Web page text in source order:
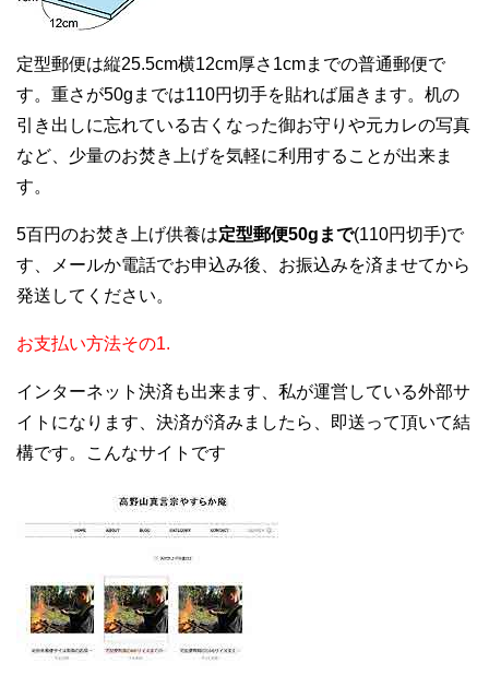
定型郵便は縦25.5cm横12cm厚さ1cmまでの普通郵便で
す。重さが50gまでは110円切手を貼れば届きます。机の
引き出しに忘れている古くなった御お守りや元カレの写真
など、少量のお焚き上げを気軽に利用することが出来ま
す。
5百円のお焚き上げ供養は定型郵便50gまで(110円切手)で
す、メールか電話でお申込み後、お振込みを済ませてから
発送してください。
お支払い方法その1.
インターネット決済も出来ます、私が運営している外部サ
イトになります、決済が済みましたら、即送って頂いて結
構です。こんなサイトです